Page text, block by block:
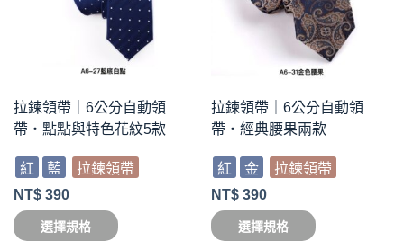
拉鍊領帶｜6公分自動領
帶・點點與特色花紋5款
紅 藍
拉鍊領帶
NT$ 390
選擇規格
拉鍊領帶｜6公分自動領
帶・經典腰果兩款
紅 金
拉鍊領帶
NT$ 390
選擇規格